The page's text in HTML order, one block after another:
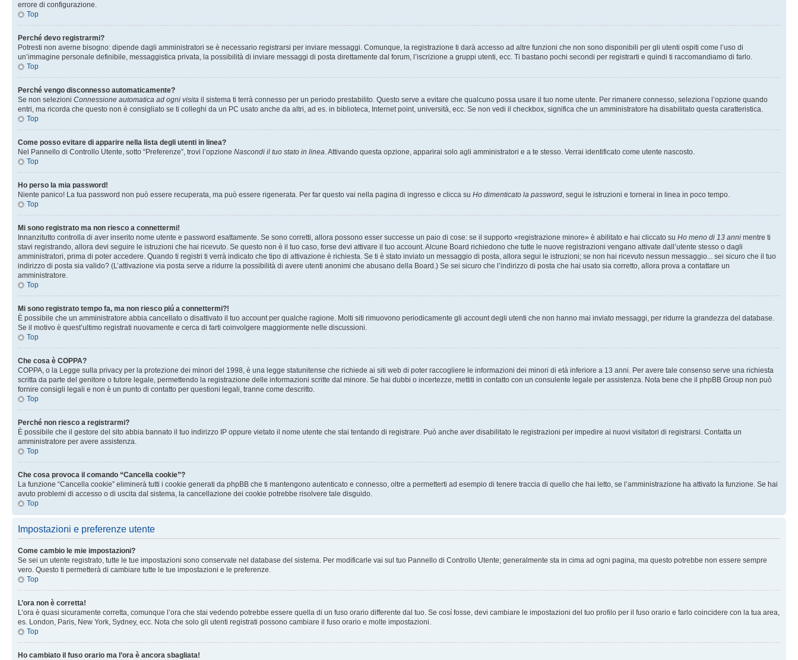
errore di configurazione.
Top
Perché devo registrarmi?
Potresti non averne bisogno: dipende dagli amministratori se è necessario registrarsi per inviare messaggi. Comunque, la registrazione ti darà accesso ad altre funzioni che non sono disponibili per gli utenti ospiti come l’uso di
un’immagine personale definibile, messaggistica privata, la possibilità di inviare messaggi di posta direttamente dal forum, l’iscrizione a gruppi utenti, ecc. Ti bastano pochi secondi per registrarti e quindi ti raccomandiamo di farlo.
Top
Perché vengo disconnesso automaticamente?
Se non selezioni Connessione automatica ad ogni visita il sistema ti terrà connesso per un periodo prestabilito. Questo serve a evitare che qualcuno possa usare il tuo nome utente. Per rimanere connesso, seleziona l’opzione quando
entri, ma ricorda che questo non è consigliato se ti colleghi da un PC usato anche da altri, ad es. in biblioteca, Internet point, università, ecc. Se non vedi il checkbox, significa che un amministratore ha disabilitato questa caratteristica.
Top
Come posso evitare di apparire nella lista degli utenti in linea?
Nel Pannello di Controllo Utente, sotto “Preferenze”, trovi l’opzione Nascondi il tuo stato in linea. Attivando questa opzione, apparirai solo agli amministratori e a te stesso. Verrai identificato come utente nascosto.
Top
Ho perso la mia password!
Niente panico! La tua password non può essere recuperata, ma può essere rigenerata. Per far questo vai nella pagina di ingresso e clicca su Ho dimenticato la password, segui le istruzioni e tornerai in linea in poco tempo.
Top
Mi sono registrato ma non riesco a connettermi!
Innanzitutto controlla di aver inserito nome utente e password esattamente. Se sono corretti, allora possono esser successe un paio di cose: se il supporto «registrazione minore» è abilitato e hai cliccato su Ho meno di 13 anni mentre ti
stavi registrando, allora devi seguire le istruzioni che hai ricevuto. Se questo non è il tuo caso, forse devi attivare il tuo account. Alcune Board richiedono che tutte le nuove registrazioni vengano attivate dall’utente stesso o dagli
amministratori, prima di poter accedere. Quando ti registri ti verrà indicato che tipo di attivazione è richiesta. Se ti è stato inviato un messaggio di posta, allora segui le istruzioni; se non hai ricevuto nessun messaggio... sei sicuro che il tuo
indirizzo di posta sia valido? (L’attivazione via posta serve a ridurre la possibilità di avere utenti anonimi che abusano della Board.) Se sei sicuro che l’indirizzo di posta che hai usato sia corretto, allora prova a contattare un
amministratore.
Top
Mi sono registrato tempo fa, ma non riesco piú a connettermi?!
È possibile che un amministratore abbia cancellato o disattivato il tuo account per qualche ragione. Molti siti rimuovono periodicamente gli account degli utenti che non hanno mai inviato messaggi, per ridurre la grandezza del database.
Se il motivo è quest’ultimo registrati nuovamente e cerca di farti coinvolgere maggiormente nelle discussioni.
Top
Che cosa è COPPA?
COPPA, o la Legge sulla privacy per la protezione dei minori del 1998, è una legge statunitense che richiede ai siti web di poter raccogliere le informazioni dei minori di età inferiore a 13 anni. Per avere tale consenso serve una richiesta
scritta da parte del genitore o tutore legale, permettendo la registrazione delle informazioni scritte dal minore. Se hai dubbi o incertezze, mettiti in contatto con un consulente legale per assistenza. Nota bene che il phpBB Group non può
fornire consigli legali e non è un punto di contatto per questioni legali, tranne come descritto.
Top
Perché non riesco a registrarmi?
È possibile che il gestore del sito abbia bannato il tuo indirizzo IP oppure vietato il nome utente che stai tentando di registrare. Può anche aver disabilitato le registrazioni per impedire ai nuovi visitatori di registrarsi. Contatta un
amministratore per avere assistenza.
Top
Che cosa provoca il comando “Cancella cookie”?
La funzione “Cancella cookie” eliminerà tutti i cookie generati da phpBB che ti mantengono autenticato e connesso, oltre a permetterti ad esempio di tenere traccia di quello che hai letto, se l’amministrazione ha attivato la funzione. Se hai
avuto problemi di accesso o di uscita dal sistema, la cancellazione dei cookie potrebbe risolvere tale disguido.
Top
Impostazioni e preferenze utente
Come cambio le mie impostazioni?
Se sei un utente registrato, tutte le tue impostazioni sono conservate nel database del sistema. Per modificarle vai sul tuo Pannello di Controllo Utente; generalmente sta in cima ad ogni pagina, ma questo potrebbe non essere sempre
vero. Questo ti permetterà di cambiare tutte le tue impostazioni e le preferenze.
Top
L’ora non è corretta!
L’ora è quasi sicuramente corretta, comunque l’ora che stai vedendo potrebbe essere quella di un fuso orario differente dal tuo. Se cosí fosse, devi cambiare le impostazioni del tuo profilo per il fuso orario e farlo coincidere con la tua area,
es. London, Paris, New York, Sydney, ecc. Nota che solo gli utenti registrati possono cambiare il fuso orario e molte impostazioni.
Top
Ho cambiato il fuso orario ma l’ora è ancora sbagliata!